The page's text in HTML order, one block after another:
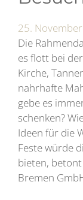
25.
Die
es flott bei
Kirche,
nahrhafte
gebe es
schenken?
Ideen für die
Feste würde
bieten,
Bremen